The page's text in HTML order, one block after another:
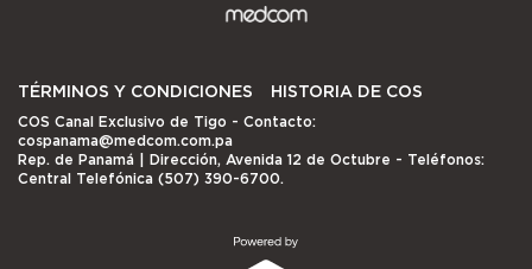
TÉRMINOS Y CONDICIONES HISTORIA DE COS
COS Canal Exclusivo de Tigo - Contacto:
cospanama@medcom.com.pa
Rep. de Panamá | Dirección, Avenida 12 de Octubre - Teléfonos:
Central Telefónica (507) 390-6700.